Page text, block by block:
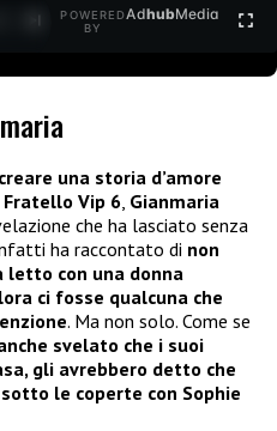
POWERED
BY
AdhubMedia
creare una storia d’amore
Vip 6, Gianmaria
che ha lasciato senza
ha raccontato di non
letto con una donna
ci fosse qualcuna che
. Ma non solo. Come se
svelato che i suoi
gli avrebbero detto che
le coperte con Sophie